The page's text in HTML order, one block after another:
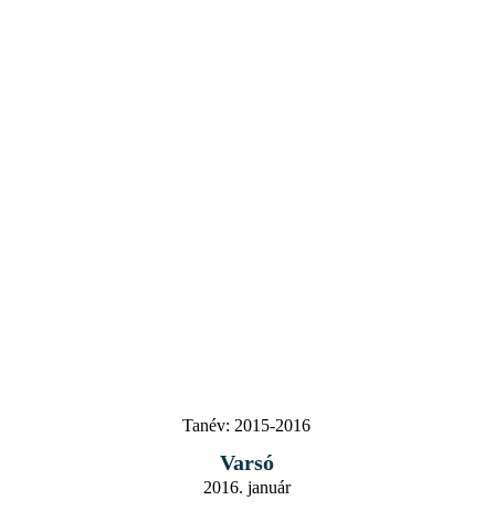
Tanév: 2015-2016
Varsó
2016. január